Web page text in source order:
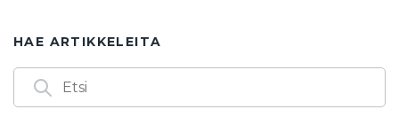
HAE ARTIKKELEITA